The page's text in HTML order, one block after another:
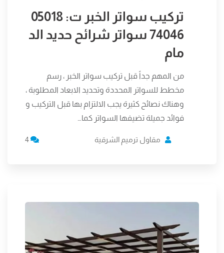
تركيب سواتر الخبر ت: 05018
74046 سواتر شرائح حديد الد
مام
من المهم جداً قبل تركيب سواتر الخبر ، رسم
مخطط للسواتر المحددة وتحديد الابعاد المطلوبة ،
وهناك نصائح كثيرة يجب الالتزام بها قبل التركيب و
فوائد جميلة تضيفها السواتر كما…
مقاول ترميم الشرقية